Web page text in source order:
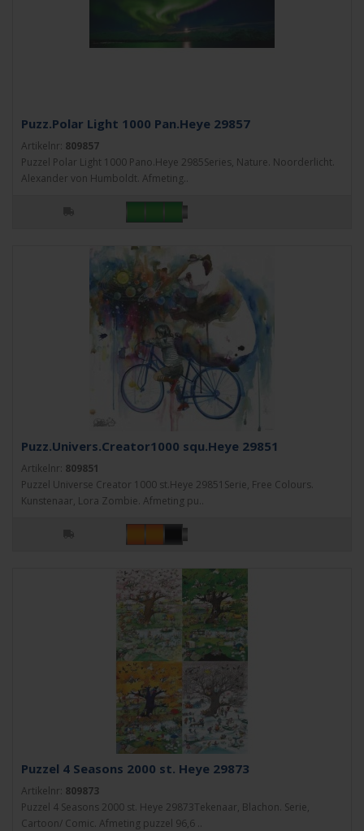
Puzz.Polar Light 1000 Pan.Heye 29857
Artikelnr: 809857
Puzzel Polar Light 1000 Pano.Heye 2985Series, Nature. Noorderlicht.
Alexander von Humboldt. Afmeting..
Puzz.Univers.Creator1000 squ.Heye 29851
Artikelnr: 809851
Puzzel Universe Creator 1000 st.Heye 29851Serie, Free Colours.
Kunstenaar, Lora Zombie. Afmeting pu..
Puzzel 4 Seasons 2000 st. Heye 29873
Artikelnr: 809873
Puzzel 4 Seasons 2000 st. Heye 29873Tekenaar, Blachon. Serie,
Cartoon/ Comic. Afmeting puzzel 96,6 ..